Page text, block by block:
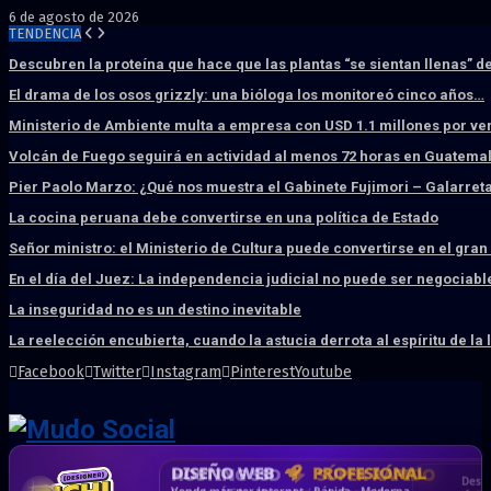
6 de agosto de 2026
TENDENCIA
Descubren la proteína que hace que las plantas “se sientan llenas”
El drama de los osos grizzly: una bióloga los monitoreó cinco años…
Ministerio de Ambiente multa a empresa con USD 1.1 millones por
Volcán de Fuego seguirá en actividad al menos 72 horas en
Pier Paolo Marzo: ¿Qué nos muestra el Gabinete Fujimori –
La cocina peruana debe convertirse en una política de Estado
Señor ministro: el Ministerio de Cultura puede convertirse en el
En el día del Juez: La independencia judicial no puede ser
La inseguridad no es un destino inevitable
La reelección encubierta, cuando la astucia derrota al espíritu de la
Facebook Twitter Instagram PinterestYoutube
HOSTING SSD SÚPER RÁPIDO
DISEÑO WEB PROFESIONAL
CRM & DASHBOARD A MEDIDA
CORREO CORPORATIVO